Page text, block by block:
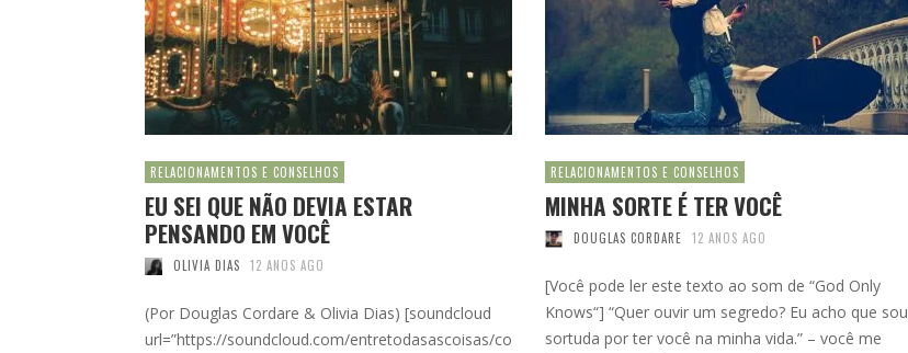
RELACIONAMENTOS E CONSELHOS
EU SEI QUE NÃO DEVIA ESTAR
PENSANDO EM VOCÊ
OLIVIA DIAS 12 ANOS AGO
(Por Douglas Cordare & Olivia Dias) [soundcloud
url=”https://soundcloud.com/entretodasascoisas/co
RELACIONAMENTOS E CONSELHOS
MINHA SORTE É TER VOCÊ
DOUGLAS CORDARE 12 ANOS AGO
[Você pode ler este texto ao som de “God Only
Knows“] “Quer ouvir um segredo? Eu acho que sou
sortuda por ter você na minha vida.” – você me